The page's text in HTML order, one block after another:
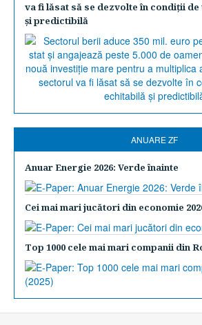
va fi lăsat să se dezvolte în condiţii
şi predictibilă
ANUARE ZF
Anuar Energie 2026: Verde înainte
Cei mai mari jucători din economie
Top 1000 cele mai mari companii din